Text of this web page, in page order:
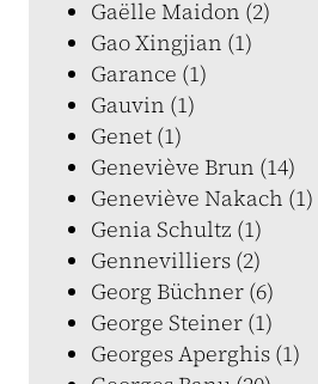
Gaëlle Maidon (2)
Gao Xingjian (1)
Garance (1)
Gauvin (1)
Genet (1)
Geneviève Brun (14)
Geneviève Nakach (1)
Genia Schultz (1)
Gennevilliers (2)
Georg Büchner (6)
George Steiner (1)
Georges Aperghis (1)